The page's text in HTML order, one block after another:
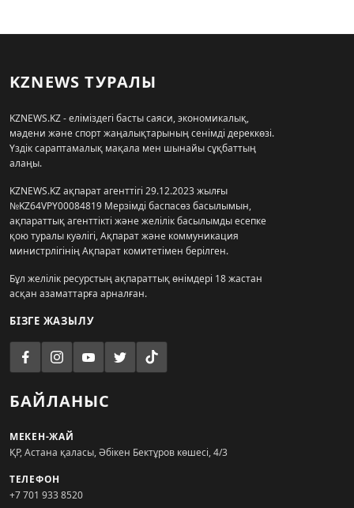
KZNEWS ТУРАЛЫ
KZNEWS.KZ - еліміздегі басты саяси, экономикалық,
мәдени және спорт жаңалықтарының сенімді дереккөзі.
Үздік сараптамалық мақала мен шынайы сұқбаттың
алаңы.
KZNEWS.KZ ақпарат агенттігі 29.12.2023 жылғы
№KZ64VPY00084819 Мерзімді баспасөз басылымын,
ақпараттық агенттікті және желілік басылымды есепке
қою туралы куәлігі, Ақпарат және коммуникация
министрлігінің Ақпарат комитетімен берілген.
Бұл желілік ресурстың ақпараттық өнімдері 18 жастан
асқан азаматтарға арналған.
БІЗГЕ ЖАЗЫЛУ
БАЙЛАНЫС
МЕКЕН-ЖАЙ
ҚР, Астана қаласы, Әбікен Бектұров көшесі, 4/3
ТЕЛЕФОН
+7 701 933 8520